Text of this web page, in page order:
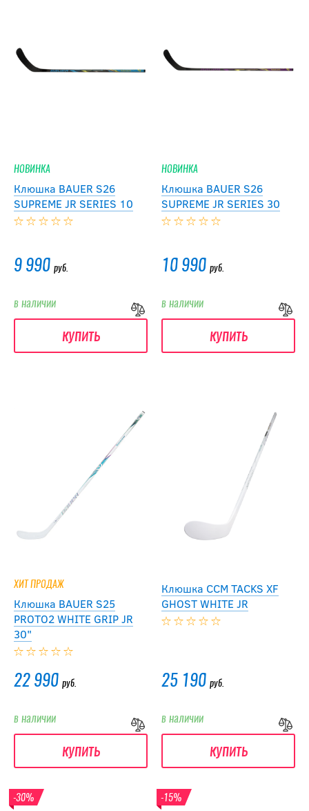
НОВИНКА
Клюшка BAUER S26
SUPREME JR SERIES 10
9 990 руб.
в наличии
купить
НОВИНКА
Клюшка BAUER S26
SUPREME JR SERIES 30
10 990 руб.
в наличии
купить
ХИТ ПРОДАЖ
Клюшка BAUER S25
PROTO2 WHITE GRIP JR
30"
22 990 руб.
в наличии
купить
Клюшка CCM TACKS XF
GHOST WHITE JR
25 190 руб.
в наличии
купить
-30% -15%